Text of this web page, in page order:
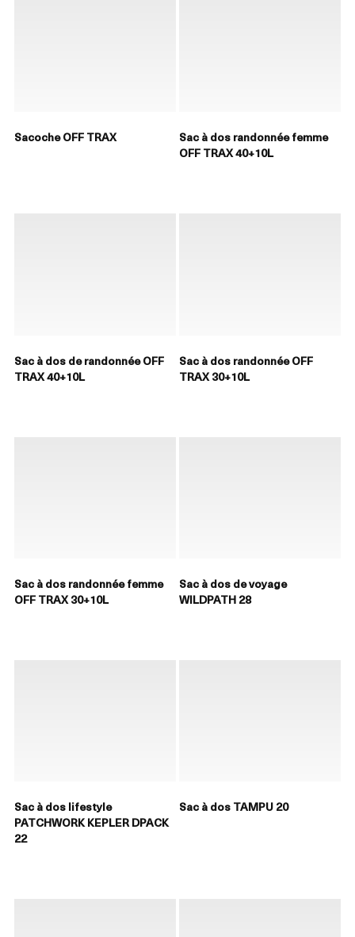
Sacoche OFF TRAX
Sac à dos randonnée femme
OFF TRAX 40+10L
Sac à dos de randonnée OFF
TRAX 40+10L
Sac à dos randonnée OFF
TRAX 30+10L
Sac à dos randonnée femme
OFF TRAX 30+10L
Sac à dos de voyage
WILDPATH 28
Sac à dos lifestyle
PATCHWORK KEPLER DPACK
22
Sac à dos TAMPU 20